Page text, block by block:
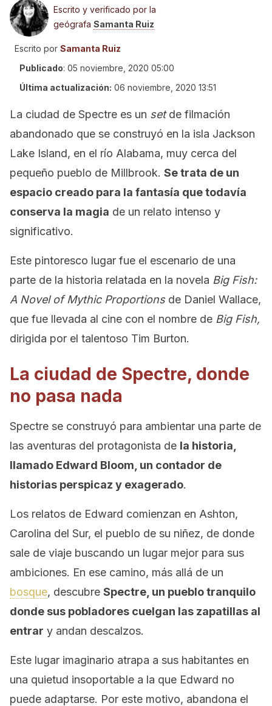
Escrito y verificado por la
geógrafa Samanta Ruiz
Escrito por Samanta Ruiz
Publicado: 05 noviembre, 2020 05:00
Última actualización: 06 noviembre, 2020 13:51
La ciudad de Spectre es un setde filmación
abandonado que se construyó en la isla Jackson
Lake Island, en el río Alabama, muy cerca del
pequeño pueblo de Millbrook. Se trata de un
espacio creado para la fantasía que todavía
conserva la magia de un relato intenso y
significativo.
Este pintoresco lugar fue el escenario de una
parte de la historia relatada en la novela Big Fish:
A Novel of Mythic Proportionsde Daniel Wallace,
que fue llevada al cine con el nombre de Big Fish,
dirigida por el talentoso Tim Burton.
La ciudad de Spectre, donde
no pasa nada
Spectre se construyó para ambientar una parte de
las aventuras del protagonista de la historia,
llamado Edward Bloom, un contador de
historias perspicaz y exagerado.
Los relatos de Edward comienzan en Ashton,
Carolina del Sur, el pueblo de su niñez, de donde
sale de viaje buscando un lugar mejor para sus
ambiciones. En ese camino, más allá de un
bosque, descubre Spectre, un pueblo tranquilo
donde sus pobladores cuelgan las zapatillas al
entrar y andan descalzos.
Este lugar imaginario atrapa a sus habitantes en
una quietud insoportable a la que Edward no
puede adaptarse. Por este motivo, abandona el